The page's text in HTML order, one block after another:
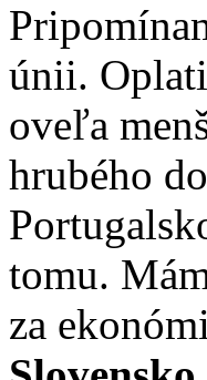
únii.
oveľa
hrubého
tomu.
za